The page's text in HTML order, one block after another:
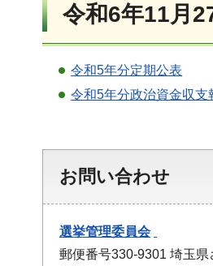
令和6年11月
令和5年分定期公表
令和5年分政治資金収支
お問い合わせ
選挙管理委員会
郵便番号330-9301 埼玉